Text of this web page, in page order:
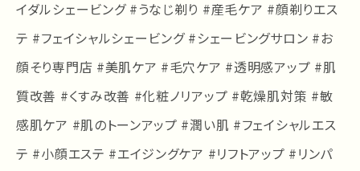
イダルシェービング #うなじ剃り #産毛ケア #顔剃りエス
テ #フェイシャルシェービング #シェービングサロン #お
顔そり専門店 #美肌ケア #毛穴ケア #透明感アップ #肌
質改善 #くすみ改善 #化粧ノリアップ #乾燥肌対策 #敏
感肌ケア #肌のトーンアップ #潤い肌 #フェイシャルエス
テ #小顔エステ #エイジングケア #リフトアップ #リンパ